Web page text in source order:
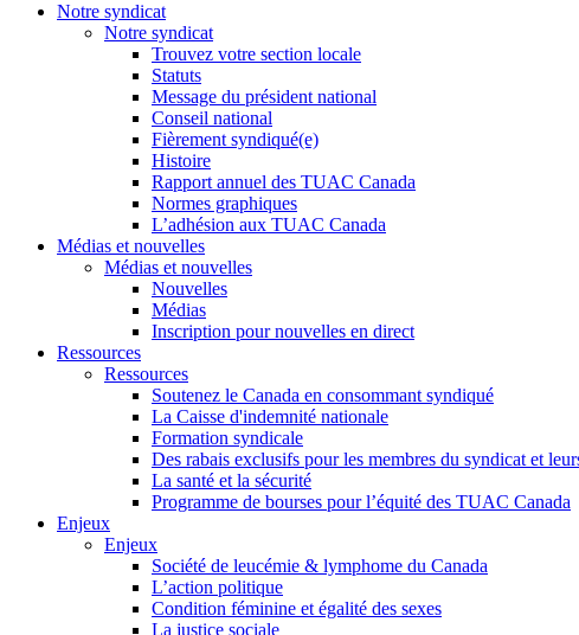
Notre syndicat
Notre syndicat
Trouvez votre section locale
Statuts
Message du président national
Conseil national
Fièrement syndiqué(e)
Histoire
Rapport annuel des TUAC Canada
Normes graphiques
L’adhésion aux TUAC Canada
Médias et nouvelles
Médias et nouvelles
Nouvelles
Médias
Inscription pour nouvelles en direct
Ressources
Ressources
Soutenez le Canada en consommant syndiqué
La Caisse d'indemnité nationale
Formation syndicale
Des rabais exclusifs pour les membres du syndicat et
La santé et la sécurité
Programme de bourses pour l’équité des TUAC Canada
Enjeux
Enjeux
Société de leucémie & lymphome du Canada
L’action politique
Condition féminine et égalité des sexes
La justice sociale